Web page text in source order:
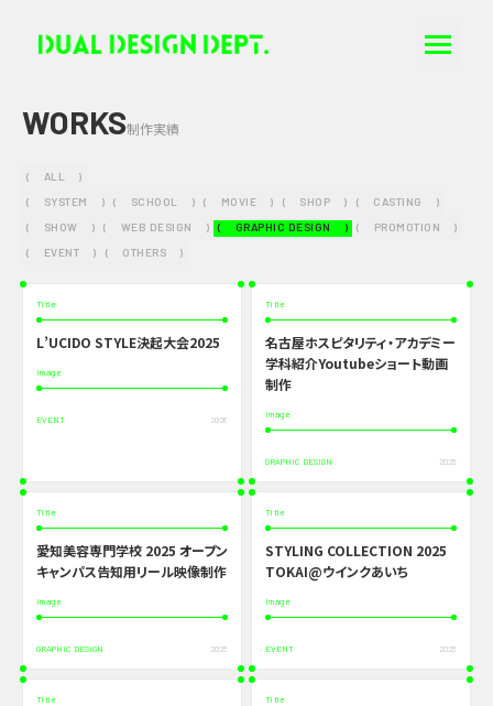
WORKS制作実績
( ALL
)
(
SYSTEM ) ( SCHOOL ) ( MOVIE ) ( SHOP ) ( CASTING
)
(
SHOW ) ( WEB DESIGN ) ( GRAPHIC DESIGN ) ( PROMOTION
)
(
EVENT ) ( OTHERS )
Title
L’UCIDO STYLE決起大会2025
Image
EVENT 2026
Title
名古屋ホスピタリティ・アカデミー
学科紹介Youtubeショート動画
制作
Image
GRAPHIC DESIGN 2025
Title
愛知美容専門学校 2025 オープン
キャンパス告知用リール映像制作
Image
GRAPHIC DESIGN 2025
Title
STYLING COLLECTION 2025
TOKAI@ウインクあいち
Image
EVENT 2025
Title Title